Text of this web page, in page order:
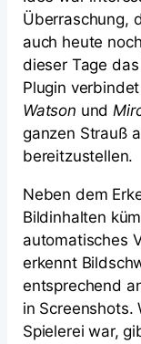
Überraschung,
auch heute
dieser Tage
Plugin
Watson und
ganzen Strauß
bereitzustellen.
Neben dem
Bildinhalten
automatisches
erkennt
entsprechend
in Screenshots.
Spielerei war,